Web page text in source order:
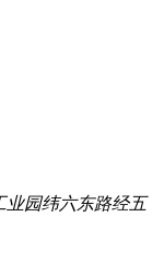
业园纬六东路经五